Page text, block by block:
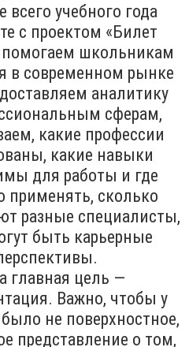
всего учебного года
с проектом «Билет
помогаем школьникам
в современном рынке
аналитику
сферам,
какие профессии
какие навыки
для работы и где
применять, сколько
разные специалисты,
быть карьерные
главная цель —
Важно, чтобы у
не поверхностное,
представление о том,